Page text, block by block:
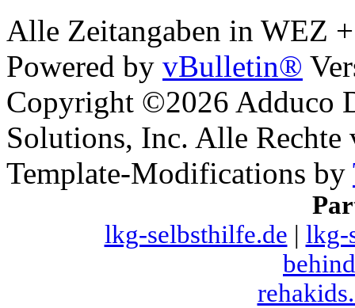
Alle Zeitangaben in WEZ
Powered by vBulletin®
Copyright ©2026 Adduco
Solutions, Inc. Alle Rechte
Template-Modifications by
lkg-selbsthilfe.de | lkg-